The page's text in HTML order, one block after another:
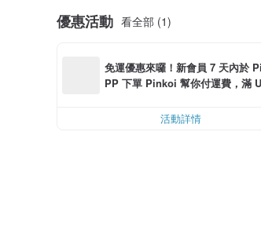
優惠活動 看全部 (1)
免運優惠來囉！新會員 7 天內於
PP 下單 Pinkoi 幫你付運費，滿
活動詳情